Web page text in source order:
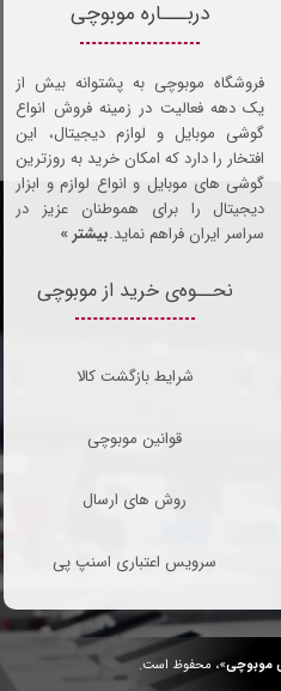
موبوچی»، محفوظ است.
نحــوه‌ی خرید از موبوچی
شرایط بازگشت کالا
قوانین موبوچی
روش های ارسال
سرویس اعتباری اسنپ پی
دربـــاره موبوچی
فروشگاه موبوچی به پشتوانه بیش از
یک دهه فعالیت در زمینه فروش انواع
گوشی موبایل و لوازم دیجیتال، این
افتخار را دارد که امکان خرید به روزترین
گوشی های موبایل و انواع لوازم و ابزار
دیجیتال را برای هموطنان عزیز در
سراسر ایران فراهم نماید.بیشتر »